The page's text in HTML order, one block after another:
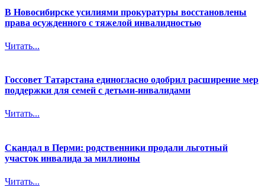
В Новосибирске усилиями прокуратуры восстановлены
права осужденного с тяжелой инвалидностью
Читать...
Госсовет Татарстана единогласно одобрил расширение мер
поддержки для семей с детьми-инвалидами
Читать...
Скандал в Перми: родственники продали льготный
участок инвалида за миллионы
Читать...